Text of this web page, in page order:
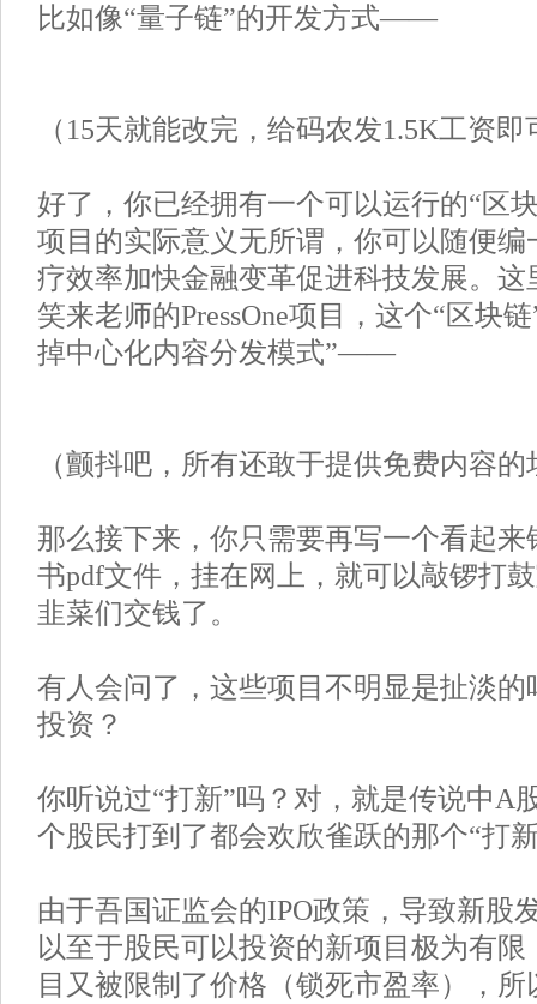
比如像“量子链”的开发方式——
（15天就能改完，给码农发1.5K工资即
好了，你已经拥有一个可以运行的“区
项目的实际意义无所谓，你可以随便编
疗效率加快金融变革促进科技发展。这
笑来老师的PressOne项目，这个“区块
掉中心化内容分发模式”——
（颤抖吧，所有还敢于提供免费内容
那么接下来，你只需要再写一个看起
书pdf文件，挂在网上，就可以敲锣打
韭菜们交钱了。
有人会问了，这些项目不明显是扯淡的
投资？
你听说过“打新”吗？对，就是传说中A
个股民打到了都会欢欣雀跃的那个“打
由于吾国证监会的IPO政策，导致新股
以至于股民可以投资的新项目极为有
目又被限制了价格（锁死市盈率），